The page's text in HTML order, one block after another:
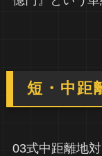
短・中距
03式中距離地